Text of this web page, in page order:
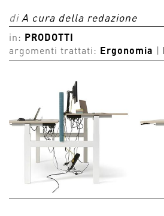
di A cura della redazione
in:
PRODOTTI
argomenti trattati:
Ergonomia